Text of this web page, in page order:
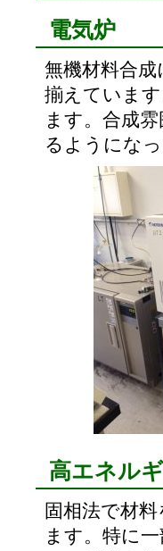
電気炉
無機材料合
揃えていま
ます。合成
るようになっ
高エネル
固相法で材
ます。特に